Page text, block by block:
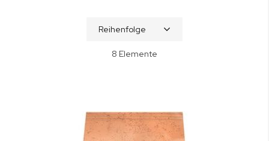
8 Elemente